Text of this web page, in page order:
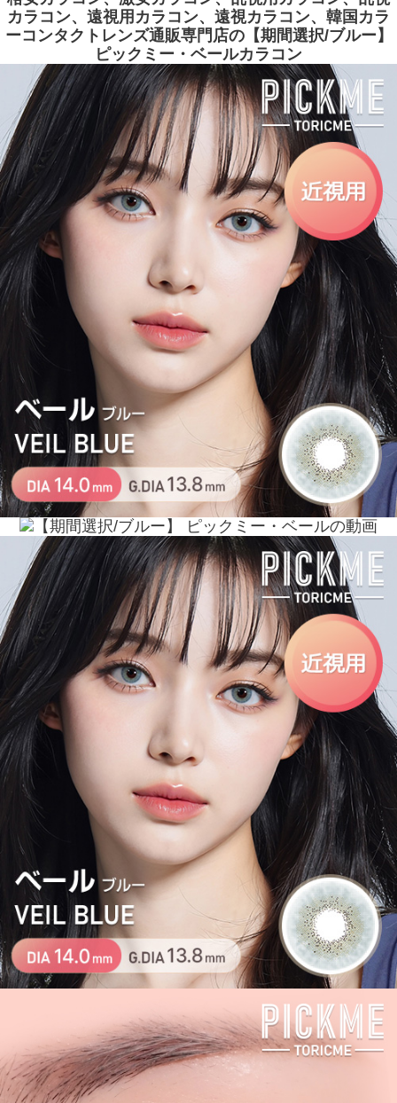
カラコン、遠視用カラコン、遠視カラコン、韓国カラ
ーコンタクトレンズ通販専門店の【期間選択/ブルー】
ピックミー・ベールカラコン